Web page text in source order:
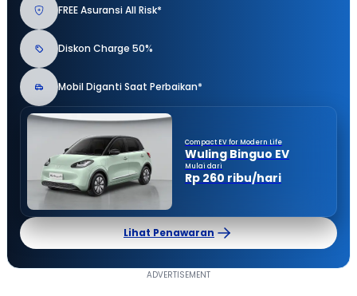
FREE Asuransi All Risk*
Diskon Charge 50%
Mobil Diganti Saat Perbaikan*
Compact EV for Modern Life
Wuling Binguo EV
Mulai dari
Rp 260 ribu/hari
Lihat Penawaran